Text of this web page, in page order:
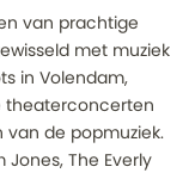
van prachtige
met muziek
in Volendam,
theaterconcerten
de popmuziek.
Jones, The Everly